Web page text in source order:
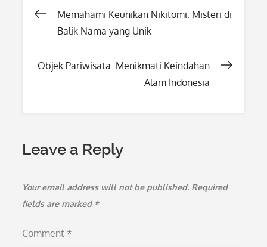
Post
Memahami Keunikan Nikitomi: Misteri di
Balik Nama yang Unik
Objek Pariwisata: Menikmati Keindahan
Alam Indonesia
Leave a Reply
Your email address will not be published. Required
fields are marked *
Comment *